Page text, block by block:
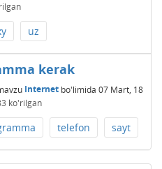
uz
kerak
Internetbo'limida 07 Mart, 18
ko'rilgan
telefon sayt